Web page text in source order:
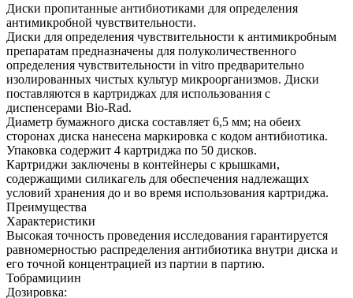
Диски пропитанные антибиотиками для определения
антимикробной чувствительности.
Диски для определения чувствительности к антимикробным
препаратам предназначены для полуколичественного
определения чувствительности in vitro предварительно
изолированных чистых культур микроорганизмов. Диски
поставляются в картриджах для использования с
диспенсерами Bio-Rad.
Диаметр бумажного диска составляет 6,5 мм; на обеих
сторонах диска нанесена маркировка с кодом антибиотика.
Упаковка содержит 4 картриджа по 50 дисков.
Картриджи заключены в контейнеры с крышками,
содержащими силикагель для обеспечения надлежащих
условий хранения до и во время использования картриджа.
Преимущества
Характеристики
Высокая точность проведения исследования гарантируется
равномерностью распределения антибиотика внутри диска и
его точной концентрацией из партии в партию.
Тобрамициин
Дозировка: